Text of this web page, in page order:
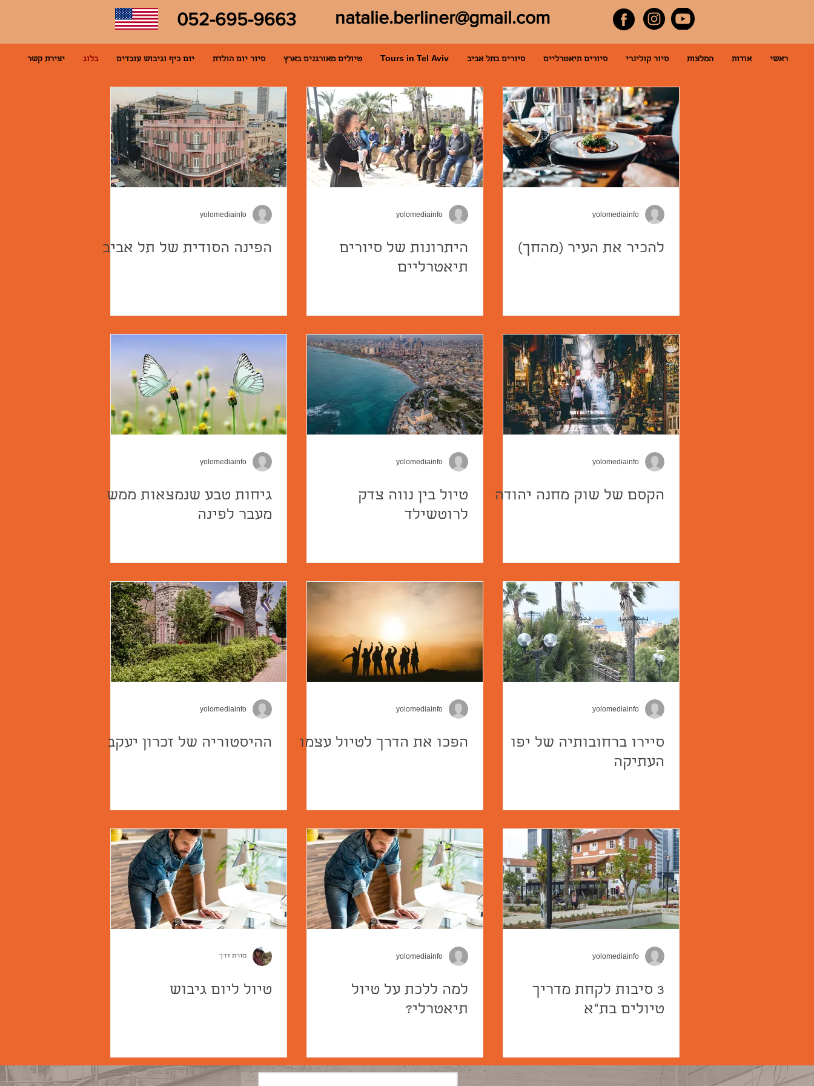
ראשי אודות המלצות סיור קולינרי סיורים תיאטרליים סיורים בתל אביב Tours in Tel Aviv טיולים מאורגנים בארץ סיור יום הולדת יום כיף וגיבוש עובדים בלוג יצירת קשר
להתחברות
052-695-9663 natalie.berliner@gmail.com
yolomediainfo
להכיר את העיר (מהחך)
yolomediainfo
היתרונות של סיורים
תיאטרליים
yolomediainfo
הפינה הסודית של תל אביב
yolomediainfo
הקסם של שוק מחנה יהודה
yolomediainfo
טיול בין נווה צדק
לרוטשילד
yolomediainfo
גיחות טבע שנמצאות ממש
מעבר לפינה
yolomediainfo
סיירו ברחובותיה של יפו
העתיקה
yolomediainfo
הפכו את הדרך לטיול עצמו
yolomediainfo
ההיסטוריה של זכרון יעקב
yolomediainfo
3 סיבות לקחת מדריך
טיולים בת"א
yolomediainfo
למה ללכת על טיול
תיאטרלי?
מורת דרך
טיול ליום גיבוש